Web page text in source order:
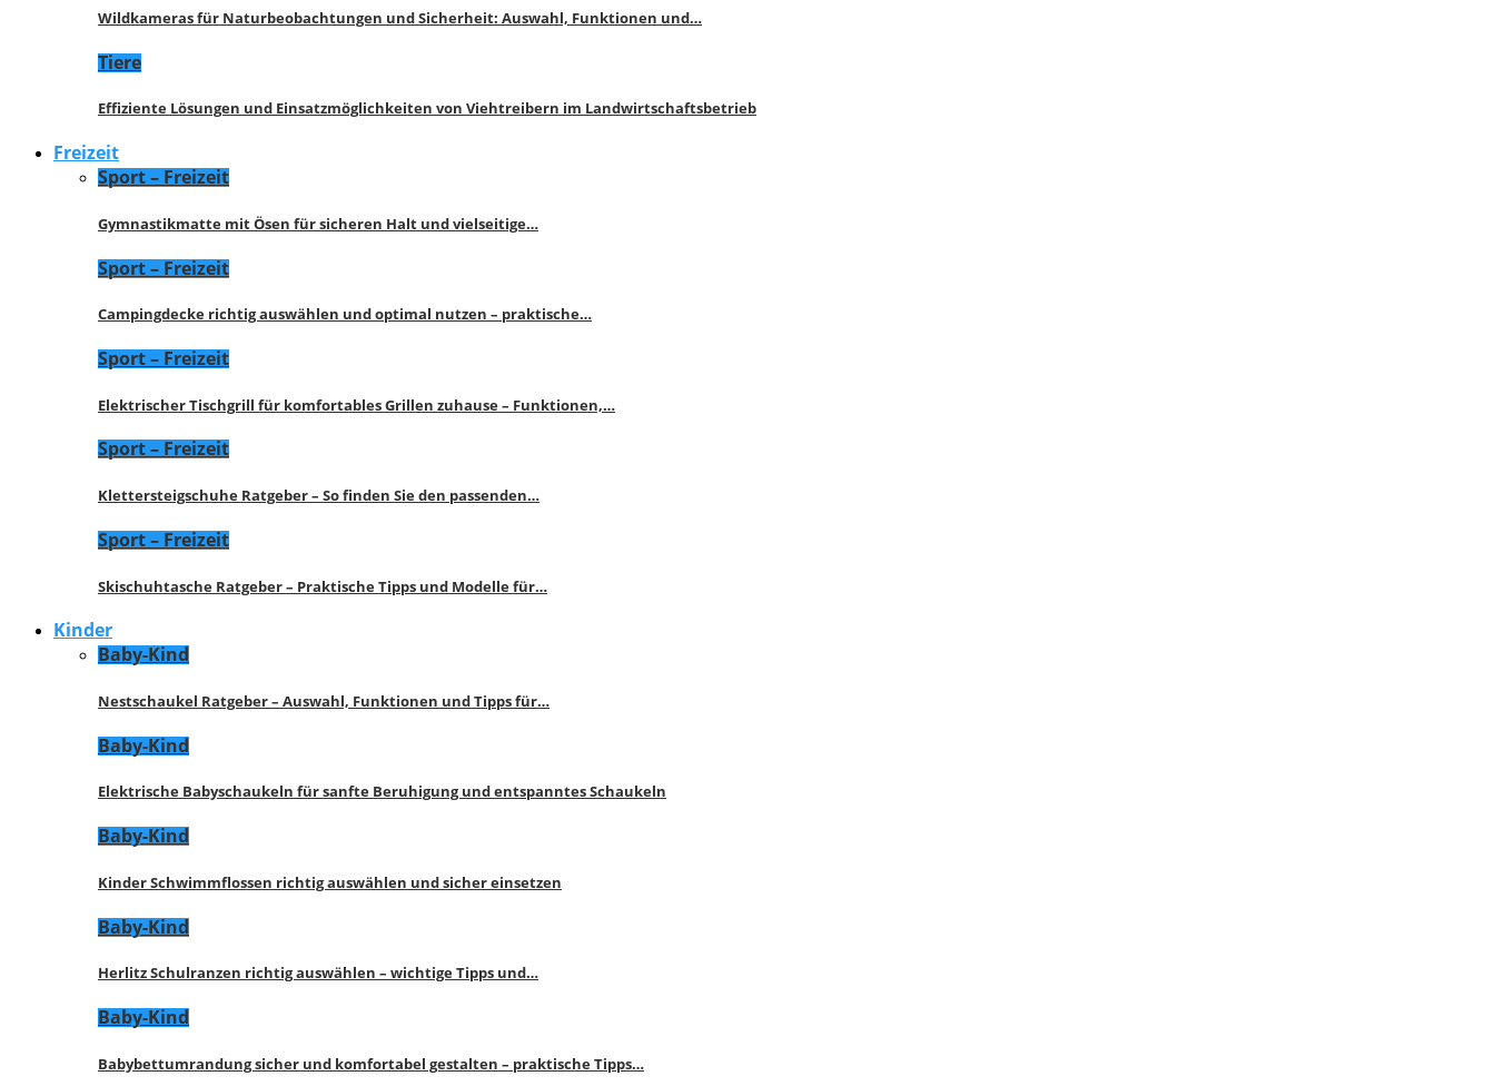
Wildkameras für Naturbeobachtungen und Sicherheit: Auswahl, Funktionen und…
Tiere
Effiziente Lösungen und Einsatzmöglichkeiten von Viehtreibern im Landwirtschaftsbetrieb
Freizeit
Sport – Freizeit
Gymnastikmatte mit Ösen für sicheren Halt und vielseitige…
Sport – Freizeit
Campingdecke richtig auswählen und optimal nutzen – praktische…
Sport – Freizeit
Elektrischer Tischgrill für komfortables Grillen zuhause – Funktionen,…
Sport – Freizeit
Klettersteigschuhe Ratgeber – So finden Sie den passenden…
Sport – Freizeit
Skischuhtasche Ratgeber – Praktische Tipps und Modelle für…
Kinder
Baby-Kind
Nestschaukel Ratgeber – Auswahl, Funktionen und Tipps für…
Baby-Kind
Elektrische Babyschaukeln für sanfte Beruhigung und entspanntes Schaukeln
Baby-Kind
Kinder Schwimmflossen richtig auswählen und sicher einsetzen
Baby-Kind
Herlitz Schulranzen richtig auswählen – wichtige Tipps und…
Baby-Kind
Babybettumrandung sicher und komfortabel gestalten – praktische Tipps…